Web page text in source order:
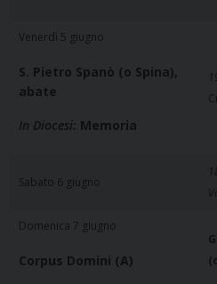
Venerdì 5 giugno
S. Pietro Spanò (o Spina),
abate
In Diocesi: Memoria
Sabato 6 giugno
Domenica 7 giugno
Corpus Domini (A)